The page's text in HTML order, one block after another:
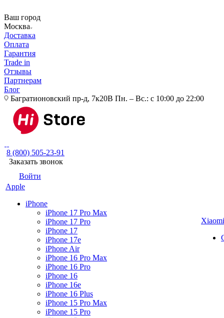
Ваш город
Москва
Доставка
Оплата
Гарантия
Trade in
Отзывы
Партнерам
Блог
Багратионовский пр-д, 7к20В Пн. – Вс.: с 10:00 до 22:00
8 (800) 505-23-91
Заказать звонок
Войти
Apple
iPhone
iPhone 17 Pro Max
iPhone 17 Pro
iPhone 17
iPhone 17e
iPhone Air
iPhone 16 Pro Max
iPhone 16 Pro
iPhone 16
iPhone 16e
iPhone 16 Plus
iPhone 15 Pro Max
iPhone 15 Pro
Xiaomi